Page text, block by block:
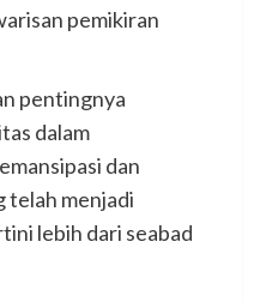
pemikiran
pentingnya
dalam
dan
telah menjadi
lebih dari seabad